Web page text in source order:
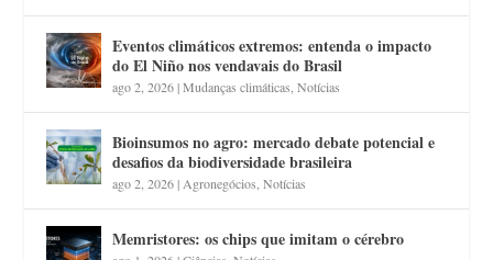
Eventos climáticos extremos: entenda o impacto
do El Niño nos vendavais do Brasil
ago 2, 2026|Mudanças climáticas ,Notícias
Bioinsumos no agro: mercado debate potencial e
desafios da biodiversidade brasileira
ago 2, 2026| Agronegócios ,Notícias
Memristores: os chips que imitam o cérebro